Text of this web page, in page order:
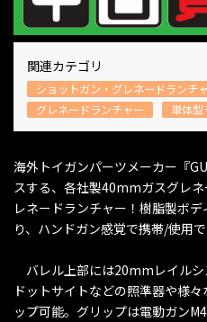
関連カテゴリ
ショットガン・グレネードランチ
グレネードランチャー
単体型
海外トイガンパーツメーカー『
スする、各社製40mmガスグレ
レネードランチャー！樹脂製ボ
り、ハンドガン感覚で携帯/使用で
バレル上部には20mmレイルシ
ドットサイトなどの照準器や様
ップ可能。グリップは電動ガン